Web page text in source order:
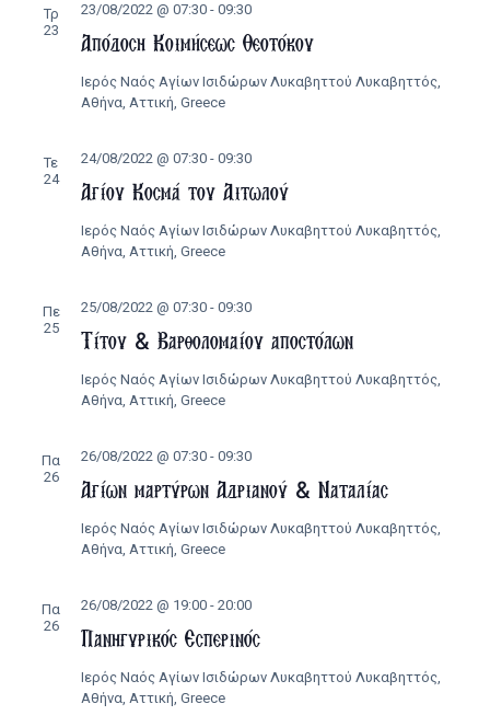
Τρ
23
Απόδοση Κοιμήσεως Θεοτόκου
23/08/2022 @ 07:30- 09:30
Ιερός Ναός Αγίων Ισιδώρων Λυκαβηττού Λυκαβηττός,
Αθήνα, Αττική, Greece
Τε
24
Αγίου Κοσμά του Αιτωλού
24/08/2022 @ 07:30- 09:30
Ιερός Ναός Αγίων Ισιδώρων Λυκαβηττού Λυκαβηττός,
Αθήνα, Αττική, Greece
Πε
25
Τίτου & Βαρθολομαίου αποστόλων
25/08/2022 @ 07:30- 09:30
Ιερός Ναός Αγίων Ισιδώρων Λυκαβηττού Λυκαβηττός,
Αθήνα, Αττική, Greece
Πα
26
Αγίων μαρτύρων Αδριανού & Ναταλίας
26/08/2022 @ 07:30- 09:30
Ιερός Ναός Αγίων Ισιδώρων Λυκαβηττού Λυκαβηττός,
Αθήνα, Αττική, Greece
Πα
26
Πανηγυρικός Εσπερινός
26/08/2022 @ 19:00- 20:00
Ιερός Ναός Αγίων Ισιδώρων Λυκαβηττού Λυκαβηττός,
Αθήνα, Αττική, Greece